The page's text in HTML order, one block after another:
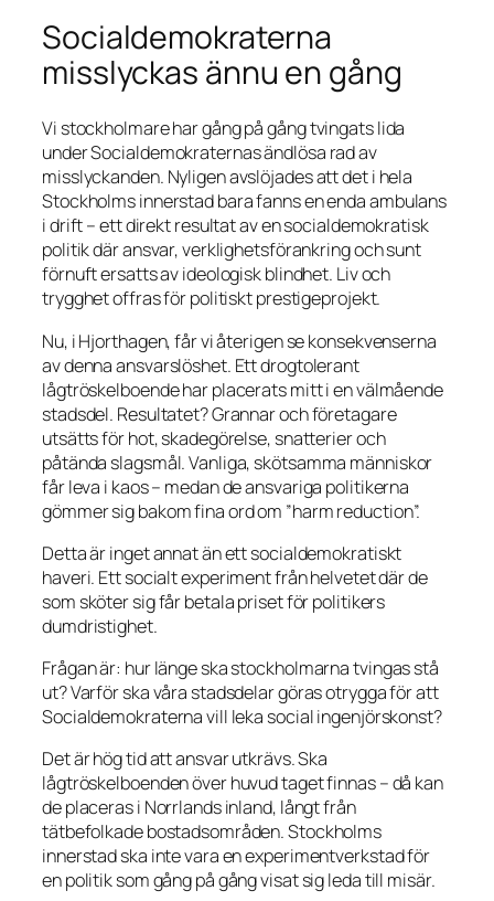
Socialdemokraterna
misslyckas ännu en gång
Vi stockholmare har gång på gång tvingats lida
under Socialdemokraternas ändlösa rad av
misslyckanden. Nyligen avslöjades att det i hela
Stockholms innerstad bara fanns en enda ambulans
i drift – ett direkt resultat av en socialdemokratisk
politik där ansvar, verklighetsförankring och sunt
förnuft ersatts av ideologisk blindhet. Liv och
trygghet offras för politiskt prestigeprojekt.
Nu, i Hjorthagen, får vi återigen se konsekvenserna
av denna ansvarslöshet. Ett drogtolerant
lågtröskelboende har placerats mitt i en välmående
stadsdel. Resultatet? Grannar och företagare
utsätts för hot, skadegörelse, snatterier och
påtända slagsmål. Vanliga, skötsamma människor
får leva i kaos – medan de ansvariga politikerna
gömmer sig bakom fina ord om ”harm reduction”.
Detta är inget annat än ett socialdemokratiskt
haveri. Ett socialt experiment från helvetet där de
som sköter sig får betala priset för politikers
dumdristighet.
Frågan är: hur länge ska stockholmarna tvingas stå
ut? Varför ska våra stadsdelar göras otrygga för att
Socialdemokraterna vill leka social ingenjörskonst?
Det är hög tid att ansvar utkrävs. Ska
lågtröskelboenden över huvud taget finnas – då kan
de placeras i Norrlands inland, långt från
tätbefolkade bostadsområden. Stockholms
innerstad ska inte vara en experimentverkstad för
en politik som gång på gång visat sig leda till misär.